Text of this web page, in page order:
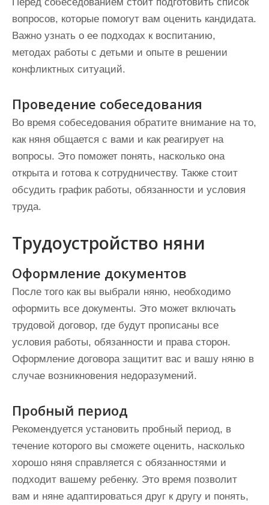
вопросов, которые помогут вам оценить кандидата.
Важно узнать о ее подходах к воспитанию,
методах работы с детьми и опыте в решении
конфликтных ситуаций.
Проведение собеседования
Во время собеседования обратите внимание на то,
как няня общается с вами и как реагирует на
вопросы. Это поможет понять, насколько она
открыта и готова к сотрудничеству. Также стоит
обсудить график работы, обязанности и условия
труда.
Трудоустройство няни
Оформление документов
После того как вы выбрали няню, необходимо
оформить все документы. Это может включать
трудовой договор, где будут прописаны все
условия работы, обязанности и права сторон.
Оформление договора защитит вас и вашу няню в
случае возникновения недоразумений.
Пробный период
Рекомендуется установить пробный период, в
течение которого вы сможете оценить, насколько
хорошо няня справляется с обязанностями и
подходит вашему ребенку. Это время позволит
вам и няне адаптироваться друг к другу и понять,